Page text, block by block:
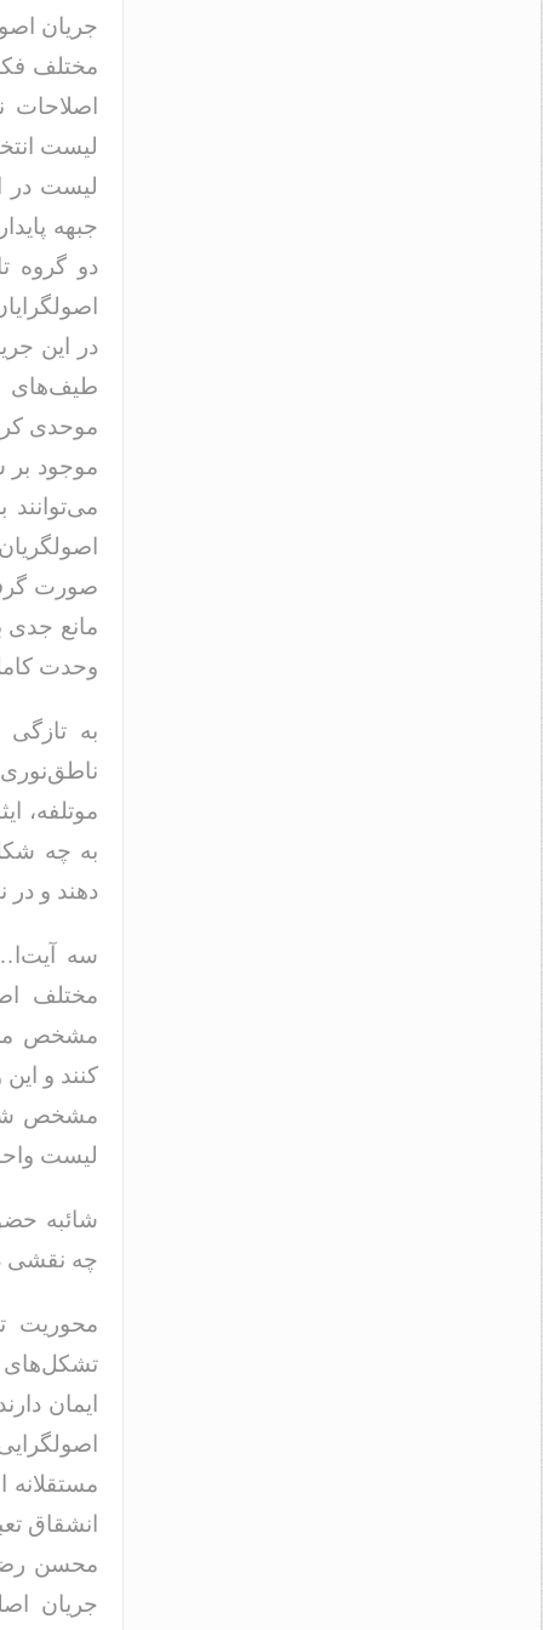
جریان
مختلف
لیست
لیست در
جبهه
دو گروه
در این
طیف‌های
موحدی
موجود بر
صورت
مانع جدی
وحدت
به
موتلفه،
به چه
دهند و در
سه
مختلف
مشخص
کنند و
مشخص
لیست
شائبه
چه نقشی
محوریت
تشکل‌های
ایمان
مستقلانه
انشقاق
محسن
جریان